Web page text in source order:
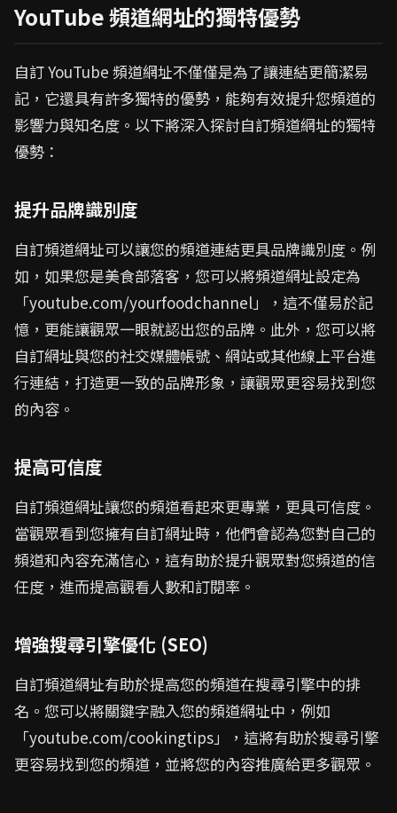
YouTube 頻道網址的獨特優勢
自訂 YouTube 頻道網址不僅僅是為了讓連結更簡潔易
記，它還具有許多獨特的優勢，能夠有效提升您頻道的
影響力與知名度。以下將深入探討自訂頻道網址的獨特
優勢：
提升品牌識別度
自訂頻道網址可以讓您的頻道連結更具品牌識別度。例
如，如果您是美食部落客，您可以將頻道網址設定為
「youtube.com/yourfoodchannel」，這不僅易於記
憶，更能讓觀眾一眼就認出您的品牌。此外，您可以將
自訂網址與您的社交媒體帳號、網站或其他線上平台進
行連結，打造更一致的品牌形象，讓觀眾更容易找到您
的內容。
提高可信度
自訂頻道網址讓您的頻道看起來更專業，更具可信度。
當觀眾看到您擁有自訂網址時，他們會認為您對自己的
頻道和內容充滿信心，這有助於提升觀眾對您頻道的信
任度，進而提高觀看人數和訂閱率。
增強搜尋引擎優化 (SEO)
自訂頻道網址有助於提高您的頻道在搜尋引擎中的排
名。您可以將關鍵字融入您的頻道網址中，例如
「youtube.com/cookingtips」，這將有助於搜尋引擎
更容易找到您的頻道，並將您的內容推廣給更多觀眾。